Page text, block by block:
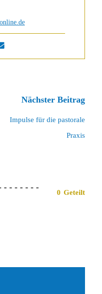
Nächster Beitrag
Impulse für die pastorale
Praxis
0 Geteilt